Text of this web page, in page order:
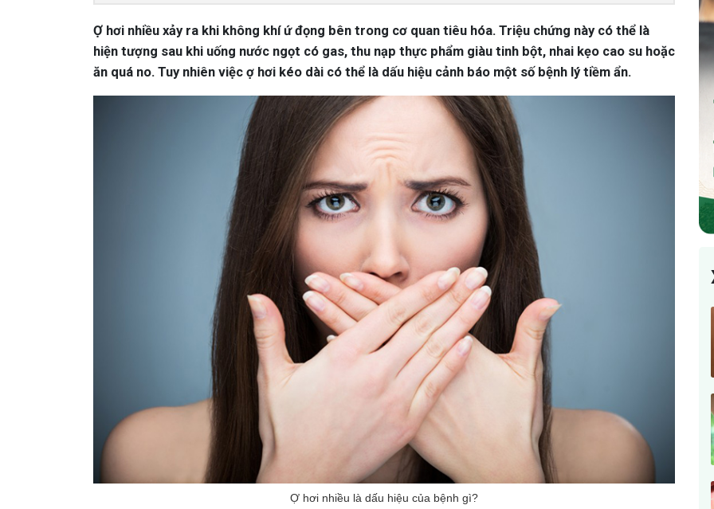
Ợ hơi nhiều xảy ra khi không khí ứ đọng bên trong cơ quan tiêu hóa. Triệu chứng này có thể là
hiện tượng sau khi uống nước ngọt có gas, thu nạp thực phẩm giàu tinh bột, nhai kẹo cao su hoặc
ăn quá no. Tuy nhiên việc ợ hơi kéo dài có thể là dấu hiệu cảnh báo một số bệnh lý tiềm ẩn.
Ợ hơi nhiều là dấu hiệu của bệnh gì?